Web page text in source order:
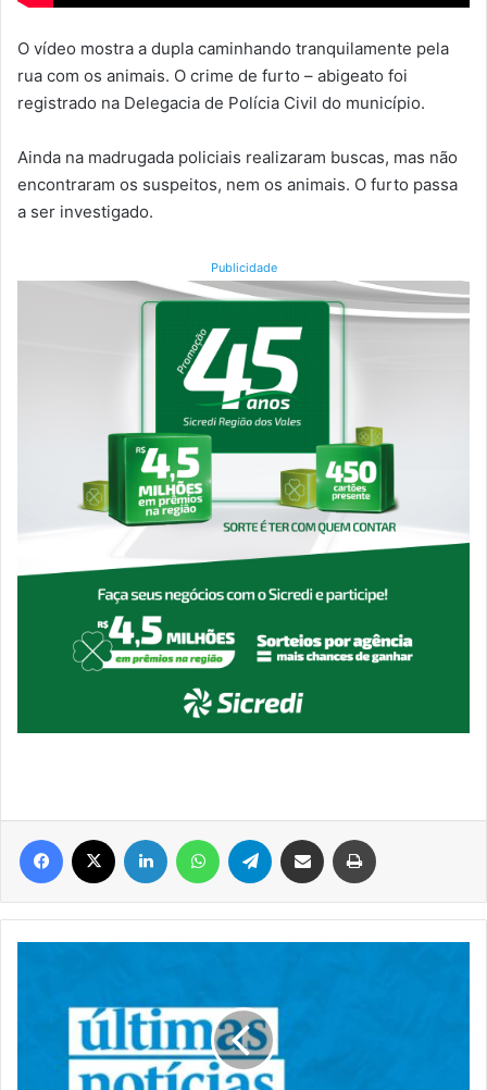
O vídeo mostra a dupla caminhando tranquilamente pela
rua com os animais. O crime de furto – abigeato foi
registrado na Delegacia de Polícia Civil do município.
Ainda na madrugada policiais realizaram buscas, mas não
encontraram os suspeitos, nem os animais. O furto passa
a ser investigado.
Publicidade
Facebook Linkedin WhatsAppTelegram Compartilhar via e-mail
esmagado